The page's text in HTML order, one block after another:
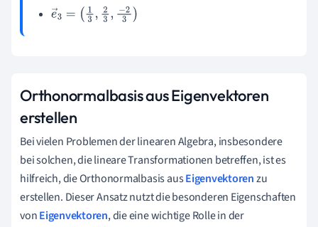
e→ 3=( 13,23,−2 3)
Orthonormalbasis aus Eigenvektoren
erstellen
Bei vielen Problemen der linearen Algebra, insbesondere
bei solchen, die lineare Transformationen betreffen, ist es
hilfreich, die Orthonormalbasis ausEigenvektorenzu
erstellen. Dieser Ansatz nutzt die besonderen Eigenschaften
vonEigenvektoren, die eine wichtige Rolle in der